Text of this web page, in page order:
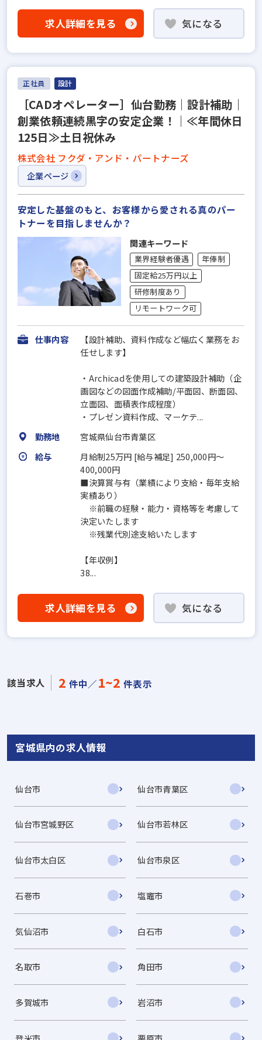
求人詳細を見る 気になる
正社員 設計
［CADオペレーター］仙台勤務｜設計補助｜
創業依頼連続黒字の安定企業！｜≪年間休日
125日≫土日祝休み
株式会社 フクダ・アンド・パートナーズ
企業ページ
安定した基盤のもと、お客様から愛される真のパー
トナーを目指しませんか？
関連キーワード
業界経験者優遇
年俸制
固定給25万円以上
研修制度あり
リモートワーク可
仕事内容
【設計補助、資料作成など幅広く業務をお
任せします】
・Archicadを使用しての建築設計補助（企
画図などの図面作成補助/平面図、断面図、
立面図、面積表作成程度）
・プレゼン資料作成、マーケテ...
勤務地
宮城県仙台市青葉区
給与
月給制25万円 [給与補足] 250,000円～
400,000円
■決算賞与有（業績により支給・毎年支給
実績あり）
※前職の経験・能力・資格等を考慮して
決定いたします
※残業代別途支給いたします
【年収例】
38...
求人詳細を見る 気になる
該当求人 2 件中／1~2 件表示
宮城県内の求人情報
仙台市 仙台市青葉区
仙台市宮城野区 仙台市若林区
仙台市太白区 仙台市泉区
石巻市 塩竈市
気仙沼市 白石市
名取市 角田市
多賀城市 岩沼市